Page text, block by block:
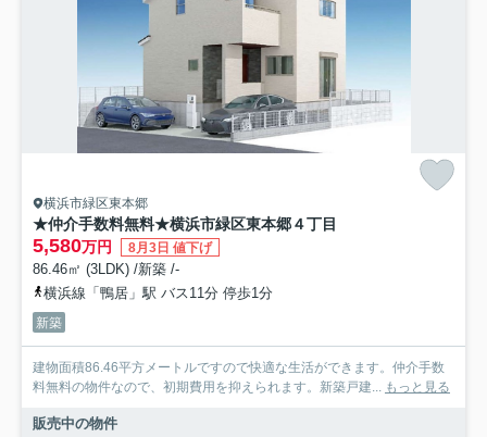
横浜市緑区東本郷
★仲介手数料無料★横浜市緑区東本郷４丁目
5,580万円 8月3日 値下げ
86.46㎡ (3LDK) /新築 /-
横浜線「鴨居」駅 バス11分 停歩1分
新築
建物面積86.46平方メートルですので快適な生活ができます。仲介手数
料無料の物件なので、初期費用を抑えられます。新築戸建... もっと見る
販売中の物件